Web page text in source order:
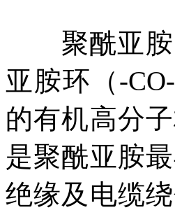
聚酰亚胺
亚胺环（-
的有机高分
是聚酰亚胺
绝缘及电缆